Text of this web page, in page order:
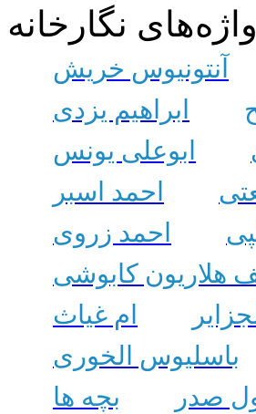
نگارخانه
آنتونیوس خریش
ابراهیم یزدی
ابوعلی یونس
احمد اسبر
احمد زروی
هلاریون کابوشی
ام غیاث
باسلیوس الخوری
صدر
بچه ها